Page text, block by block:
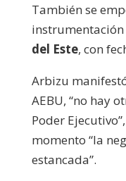
También se
instrumentación
del Este, con
Arbizu
AEBU, “no hay
Poder
momento “la
estancada”.